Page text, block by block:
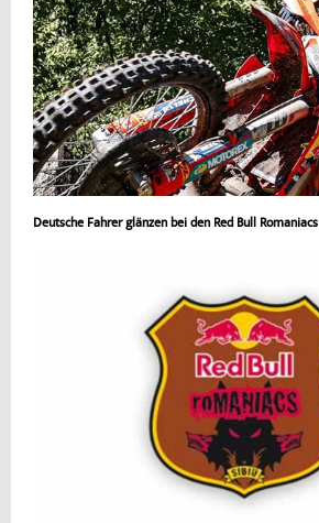
Deutsche Fahrer glänzen bei den Red Bull Romaniacs